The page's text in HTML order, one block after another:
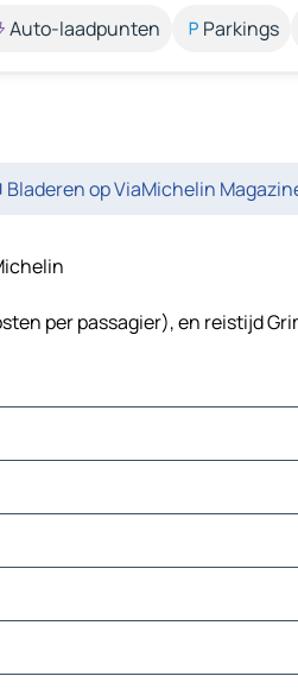
Auto-laadpunten Parkings
Bladeren op ViaMichelin
per passagier), en reistijd